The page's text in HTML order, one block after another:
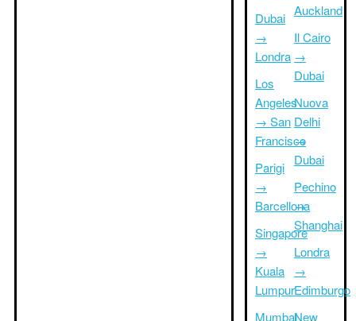
Dubai
→
Londra
Los
Angeles
→ San
Francisco
Parigi
→
Barcellona
Singapore
→
Kuala
Lumpur
Mumbai
Auckland
Il Cairo
→
Dubai
Nuova
Delhi
→
Dubai
Pechino
→
Shanghai
Londra
→
Edimburgo
New